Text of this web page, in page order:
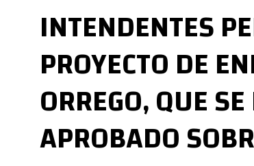
INTENDENTES
PROYECTO DE
ORREGO, QUE
APROBADO